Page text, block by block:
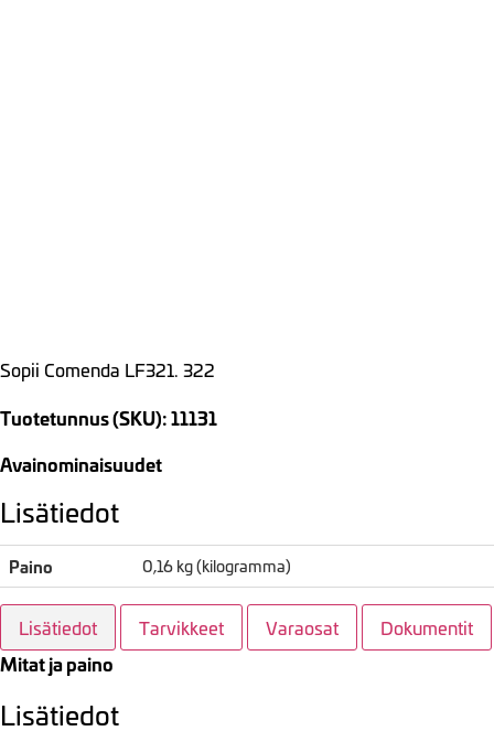
Sopii Comenda LF321. 322
Tuotetunnus (SKU): 11131
Avainominaisuudet
Lisätiedot
Paino 0,16 kg (kilogramma)
Lisätiedot Tarvikkeet Varaosat Dokumentit
Mitat ja paino
Lisätiedot